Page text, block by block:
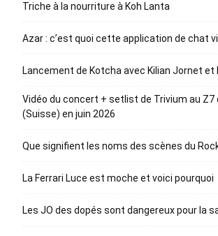
Triche à la nourriture à Koh Lanta
Azar : c’est quoi cette application de chat
Lancement de Kotcha avec Kilian Jornet et
Vidéo du concert + setlist de Trivium au Z7
(Suisse) en juin 2026
Que signifient les noms des scènes du
La Ferrari Luce est moche et voici pourquoi
Les JO des dopés sont dangereux pour la